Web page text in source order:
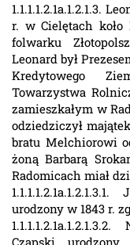
1.1.1.1.2.1a.1.2.1.3.
r. w Cielętach koło
folwarku
Leonard był
Kredytowego
Towarzystwa
zamieszkałym w
odziedziczył
bratu Melchiorowi
żoną Barbarą
Radomicach miał
urodzony w 1843 r.
Czapski